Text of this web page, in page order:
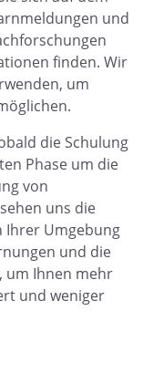
und
finden. Wir
um
die Schulung
Phase um die
von
uns die
Ihrer Umgebung
und die
um Ihnen mehr
und weniger